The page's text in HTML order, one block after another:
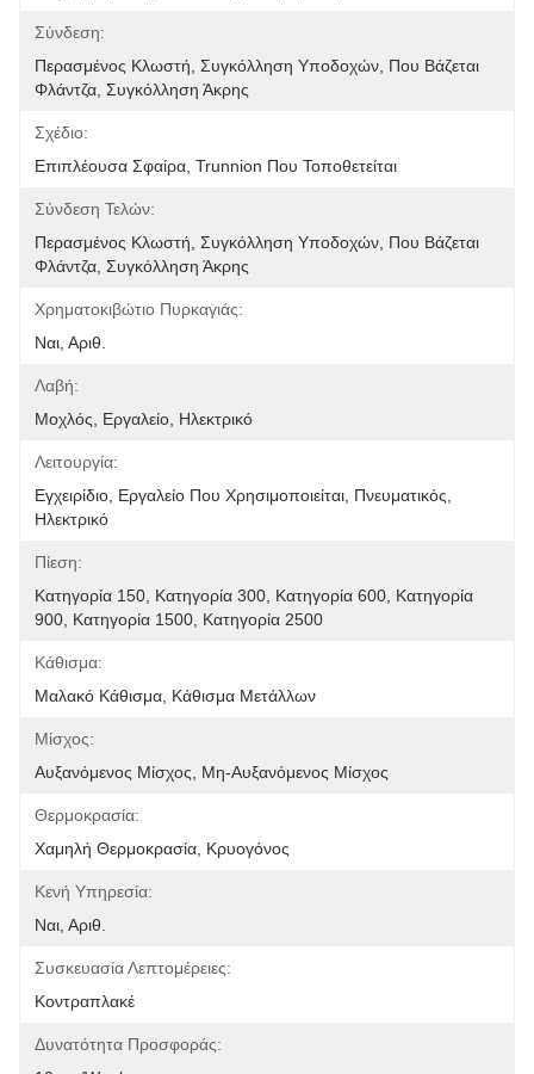
Σύνδεση:
Περασμένος Κλωστή, Συγκόλληση Υποδοχών, Που Βάζεται
Φλάντζα, Συγκόλληση Άκρης
Σχέδιο:
Επιπλέουσα Σφαίρα, Trunnion Που Τοποθετείται
Σύνδεση Τελών:
Περασμένος Κλωστή, Συγκόλληση Υποδοχών, Που Βάζεται
Φλάντζα, Συγκόλληση Άκρης
Χρηματοκιβώτιο Πυρκαγιάς:
Ναι, Αριθ.
Λαβή:
Μοχλός, Εργαλείο, Ηλεκτρικό
Λειτουργία:
Εγχειρίδιο, Εργαλείο Που Χρησιμοποιείται, Πνευματικός,
Ηλεκτρικό
Πίεση:
Κατηγορία 150, Κατηγορία 300, Κατηγορία 600, Κατηγορία
900, Κατηγορία 1500, Κατηγορία 2500
Κάθισμα:
Μαλακό Κάθισμα, Κάθισμα Μετάλλων
Μίσχος:
Αυξανόμενος Μίσχος, Μη-Αυξανόμενος Μίσχος
Θερμοκρασία:
Χαμηλή Θερμοκρασία, Κρυογόνος
Κενή Υπηρεσία:
Ναι, Αριθ.
Συσκευασία Λεπτομέρειες:
Κοντραπλακέ
Δυνατότητα Προσφοράς: